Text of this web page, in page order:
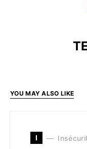
YOU MAY ALSO LIKE
I